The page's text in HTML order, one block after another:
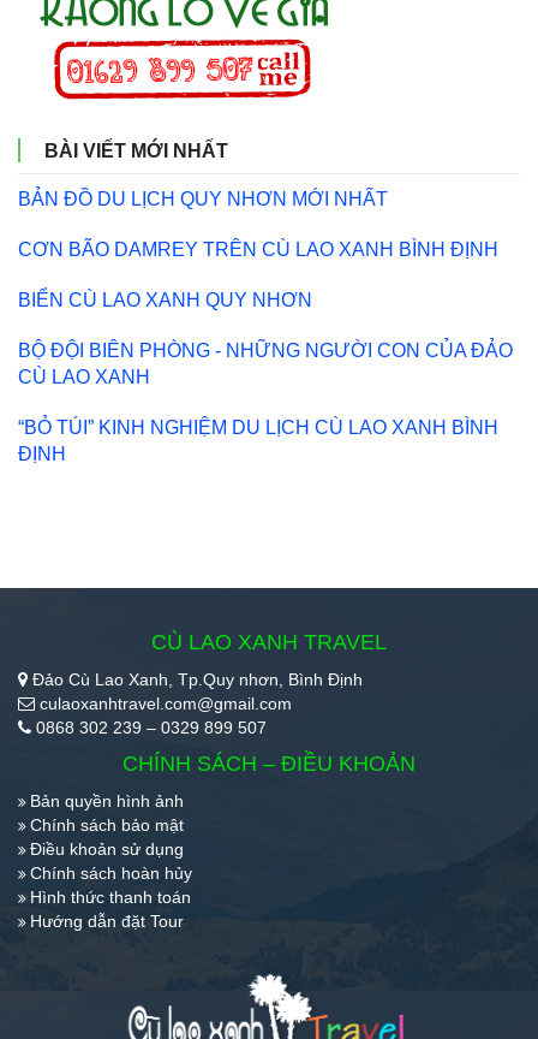
BÀI VIẾT MỚI NHẤT
BẢN ĐỒ DU LỊCH QUY NHƠN MỚI NHẤT
CƠN BÃO DAMREY TRÊN CÙ LAO XANH BÌNH ĐỊNH
BIỂN CÙ LAO XANH QUY NHƠN
BỘ ĐỘI BIÊN PHÒNG - NHỮNG NGƯỜI CON CỦA ĐẢO
CÙ LAO XANH
“BỎ TÚI” KINH NGHIỆM DU LỊCH CÙ LAO XANH BÌNH
ĐỊNH
CÙ LAO XANH TRAVEL
Đảo Cù Lao Xanh, Tp.Quy nhơn, Bình Định
culaoxanhtravel.com@gmail.com
0868 302 239 – 0329 899 507
CHÍNH SÁCH – ĐIỀU KHOẢN
Bản quyền hình ảnh
Chính sách bảo mật
Điều khoản sử dụng
Chính sách hoàn hủy
Hình thức thanh toán
Hướng dẫn đặt Tour